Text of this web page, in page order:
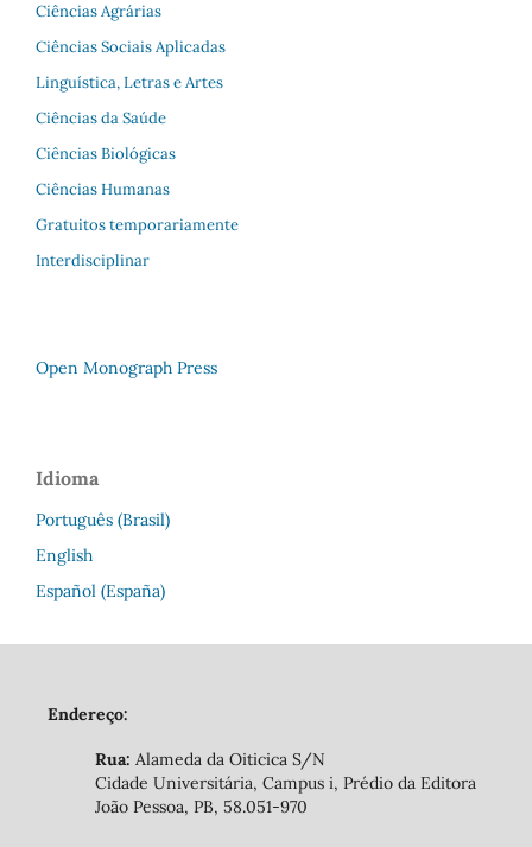
Ciências Agrárias
Ciências Sociais Aplicadas
Linguística, Letras e Artes
Ciências da Saúde
Ciências Biológicas
Ciências Humanas
Gratuitos temporariamente
Interdisciplinar
Open Monograph Press
Idioma
Português (Brasil)
English
Español (España)
Endereço:
Rua: Alameda da Oiticica S/N
Cidade Universitária, Campus i, Prédio da Editora
João Pessoa, PB, 58.051-970